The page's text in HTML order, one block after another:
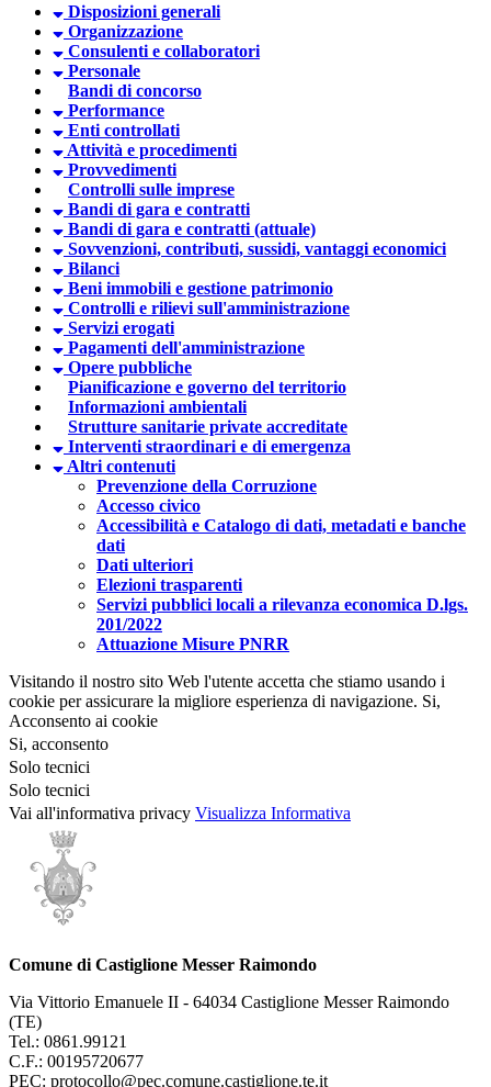
Disposizioni generali
Organizzazione
Consulenti e collaboratori
Personale
Bandi di concorso
Performance
Enti controllati
Attività e procedimenti
Provvedimenti
Controlli sulle imprese
Bandi di gara e contratti
Bandi di gara e contratti (attuale)
Sovvenzioni, contributi, sussidi, vantaggi economici
Bilanci
Beni immobili e gestione patrimonio
Controlli e rilievi sull'amministrazione
Servizi erogati
Pagamenti dell'amministrazione
Opere pubbliche
Pianificazione e governo del territorio
Informazioni ambientali
Strutture sanitarie private accreditate
Interventi straordinari e di emergenza
Altri contenuti
Prevenzione della Corruzione
Accesso civico
Accessibilità e Catalogo di dati, metadati e banche
dati
Dati ulteriori
Elezioni trasparenti
Servizi pubblici locali a rilevanza economica D.lgs.
201/2022
Attuazione Misure PNRR
Visitando il nostro sito Web l'utente accetta che stiamo usando i
cookie per assicurare la migliore esperienza di navigazione. Si,
Acconsento ai cookie
Si, acconsento
Solo tecnici
Solo tecnici
Vai all'informativa privacy Visualizza Informativa
Comune di Castiglione Messer Raimondo
Via Vittorio Emanuele II - 64034 Castiglione Messer Raimondo
(TE)
Tel.: 0861.99121
C.F.: 00195720677
PEC: protocollo@pec.comune.castiglione.te.it